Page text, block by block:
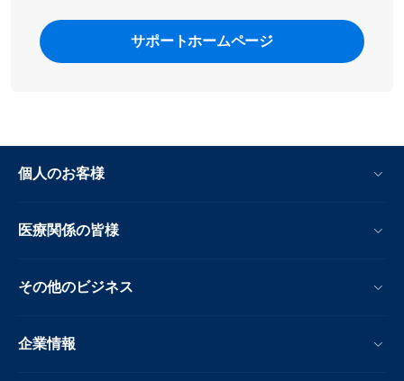
サポートホームページ
個人のお客様
医療関係の皆様
その他のビジネス
企業情報